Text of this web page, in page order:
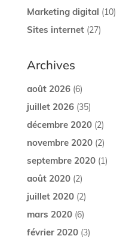
Marketing digital (10)
Sites internet(27)
Archives
août 2026(6)
juillet 2026(35)
décembre 2020(2)
novembre 2020(2)
septembre 2020(1)
août 2020(2)
juillet 2020(2)
mars 2020(6)
février 2020(3)